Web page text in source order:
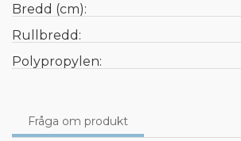
Bredd (cm):
Rullbredd:
Polypropylen:
Fråga om produkt